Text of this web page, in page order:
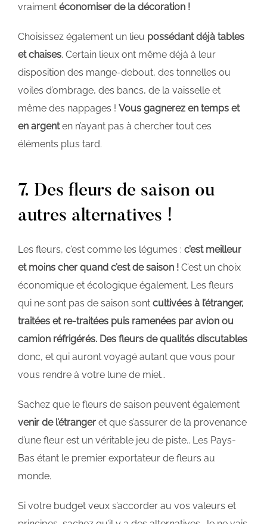
vraiment économiser de la décoration !
Choisissez également un lieu possédant déjà tables
et chaises. Certain lieux ont même déjà à leur
disposition des mange-debout, des tonnelles ou
voiles d’ombrage, des bancs, de la vaisselle et
même des nappages ! Vous gagnerez en temps et
en argenten n’ayant pas à chercher tout ces
éléments plus tard.
7. Des fleurs de saison ou
autres alternatives !
Les fleurs, c’est comme les légumes : c’est meilleur
et moins cher quand c’est de saison ! C’est un choix
économique et écologique également. Les fleurs
qui ne sont pas de saison sont cultivées à l’étranger,
traitées et re-traitées puis ramenées par avion ou
camion réfrigérés. Des fleurs de qualités discutables
donc, et qui auront voyagé autant que vous pour
vous rendre à votre lune de miel…
Sachez que le fleurs de saison peuvent également
venir de l’étranger et que s’assurer de la provenance
d’une fleur est un véritable jeu de piste.. Les Pays-
Bas étant le premier exportateur de fleurs au
monde.
Si votre budget veux s’accorder au vos valeurs et